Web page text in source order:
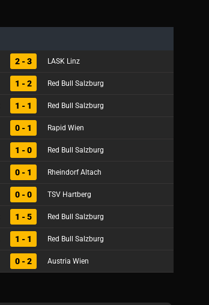
2 - 3 LASK Linz
1 - 2 Red Bull Salzburg
1 - 1 Red Bull Salzburg
0 - 1 Rapid Wien
1 - 0 Red Bull Salzburg
0 - 1 Rheindorf Altach
0 - 0 TSV Hartberg
1 - 5 Red Bull Salzburg
1 - 1 Red Bull Salzburg
0 - 2 Austria Wien